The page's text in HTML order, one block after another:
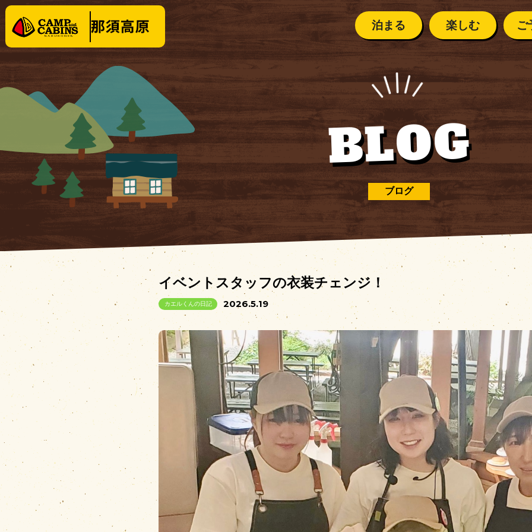
泊まる
テントサイト
バンガロー／キャビン
コテージ
BBQ・デイキャンプ
場内施設
場内マップ
レンタル・販売品
楽しむ
イベントカレンダー
クリスタルハンター
KOOBUTSU
１日の流れ
料金・シーズンカ
ご
ご利用案内
安全に楽
よくある
那須高原
泊まる
テントサイト
バンガロー・キャビン
コテージ
場内施設
場内マップ
イベント カレンダー
シーズンカレンダー
クリスタルハンター
KOBUTSU KOBO
１日の流れ
ご予約の前に
ご利用案内
安全に楽しむために
ペット連れの方へ
よくあるご質問
那須高原の気候
営業時間
ブログ
BLOG
イベントスタッフの衣装チェンジ！
カエルくんの日記 2026.5.19